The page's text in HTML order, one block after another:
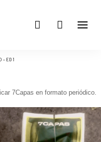
– ED 1
7Capas en formato periódico.